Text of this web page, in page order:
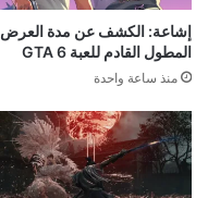
إشاعة: الكشف عن مدة العرض
المطول القادم للعبة GTA 6
منذ ساعة واحدة